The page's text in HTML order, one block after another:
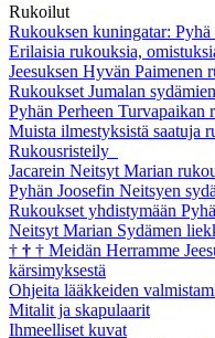
Rukoilut
Rukouksen kuningatar:
Erilaisia rukouksia,
Jeesuksen Hyvän Paimenen
Rukoukset Jumalan
Pyhän Perheen Turvapaikan
Muista ilmestyksistä saatuja
Rukousristeily
Jacarein Neitsyt Marian
Pyhän Joosefin Neitsyen
Rukoukset yhdistymään
Neitsyt Marian Sydämen
† † † Meidän Herramme
kärsimyksestä
Ohjeita lääkkeiden
Mitalit ja skapulaarit
Ihmeelliset kuvat